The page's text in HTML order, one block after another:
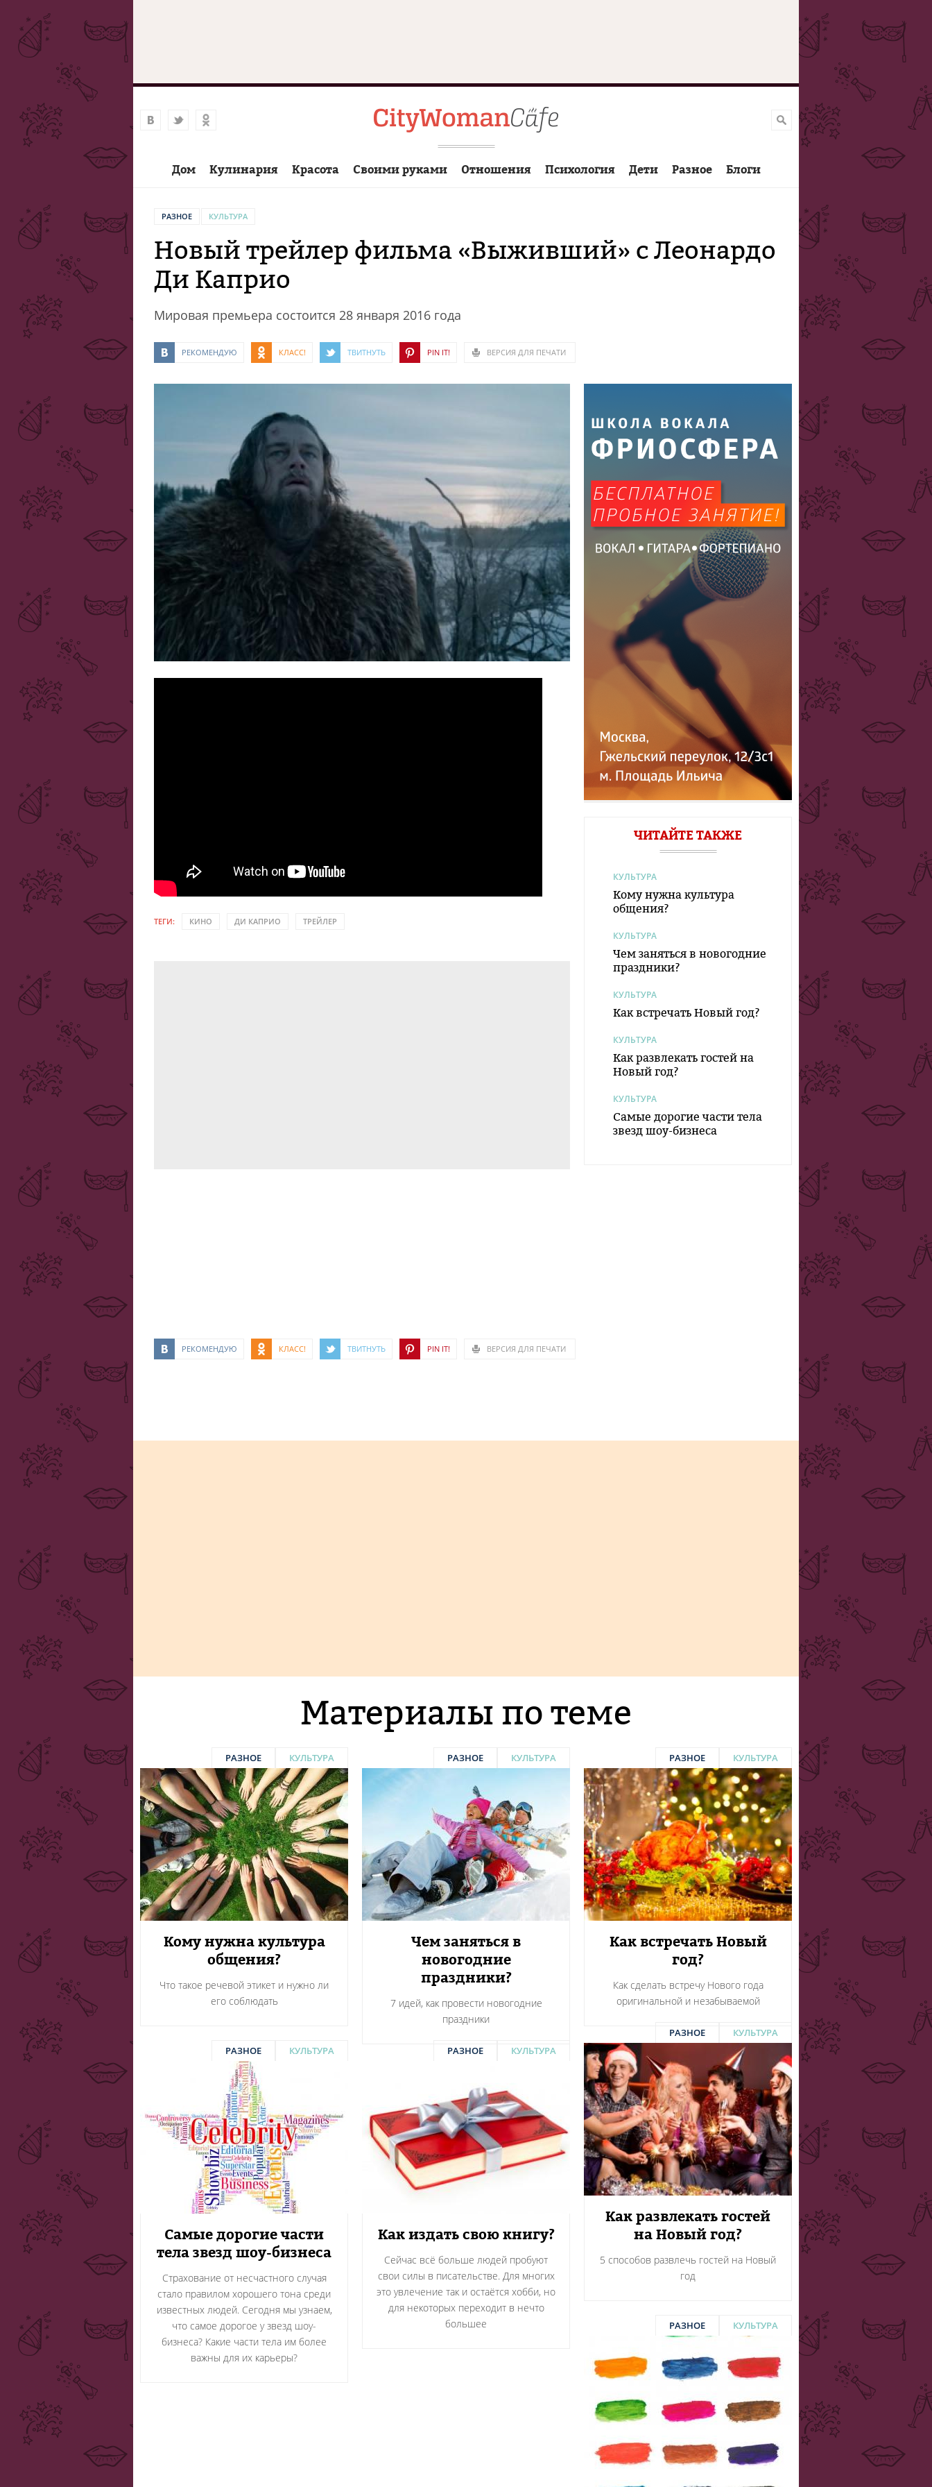
Дом Кулинария Красота Своими руками Отношения Психология Дети Разное Блоги
РАЗНОЕ КУЛЬТУРА
Новый трейлер фильма «Выживший» с Леонардо
Ди Каприо
Мировая премьера состоится 28 января 2016 года
РЕКОМЕНДУЮ КЛАСС! ТВИТНУТЬ PIN IT! ВЕРСИЯ ДЛЯ ПЕЧАТИ
ТЕГИ: КИНО ДИ КАПРИО ТРЕЙЛЕР
ЧИТАЙТЕ ТАКЖЕ
КУЛЬТУРА
Кому нужна культура
общения?
КУЛЬТУРА
Чем заняться в новогодние
праздники?
КУЛЬТУРА
Как встречать Новый год?
КУЛЬТУРА
Как развлекать гостей на
Новый год?
КУЛЬТУРА
Самые дорогие части тела
звезд шоу-бизнеса
РЕКОМЕНДУЮ КЛАСС! ТВИТНУТЬ PIN IT! ВЕРСИЯ ДЛЯ ПЕЧАТИ
Материалы по теме
КУЛЬТУРА
РАЗНОЕ
Кому нужна культура
общения?
Что такое речевой этикет и нужно ли
его соблюдать
КУЛЬТУРА
РАЗНОЕ
Чем заняться в
новогодние
праздники?
7 идей, как провести новогодние
праздники
КУЛЬТУРА
РАЗНОЕ
Как встречать Новый
год?
Как сделать встречу Нового года
оригинальной и незабываемой
КУЛЬТУРА
РАЗНОЕ
Как развлекать гостей
на Новый год?
5 способов развлечь гостей на Новый
год
КУЛЬТУРА
РАЗНОЕ
Самые дорогие части
тела звезд шоу-бизнеса
Страхование от несчастного случая
стало правилом хорошего тона среди
известных людей. Сегодня мы узнаем,
что самое дорогое у звезд шоу-
бизнеса? Какие части тела им более
важны для их карьеры?
КУЛЬТУРА
РАЗНОЕ
Как издать свою книгу?
Сейчас всё больше людей пробуют
свои силы в писательстве. Для многих
это увлечение так и остаётся хобби, но
для некоторых переходит в нечто
большее
КУЛЬТУРА
РАЗНОЕ